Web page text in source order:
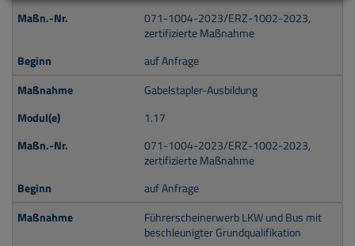
071-1004-2023/ERZ-1002-2023,
zertifizierte Maßnahme
auf Anfrage
Gabelstapler-Ausbildung
1.17
071-1004-2023/ERZ-1002-2023,
zertifizierte Maßnahme
auf Anfrage
Führerscheinerwerb LKW und Bus mit
beschleunigter Grundqualifikation